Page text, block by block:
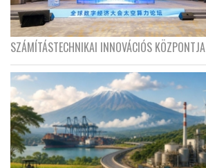
SZÁMÍTÁSTECHNIKAI INNOVÁCIÓS KÖZPONTJA